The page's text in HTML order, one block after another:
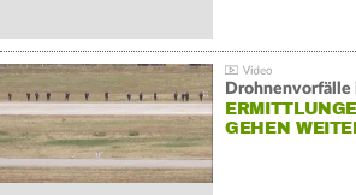
Drohnenvorfälle
GEHEN